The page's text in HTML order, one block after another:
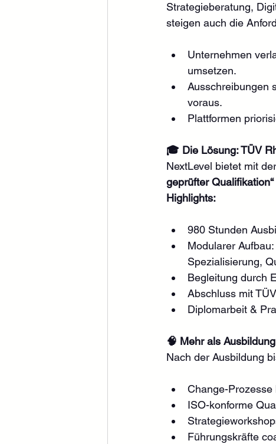
Strategieberatung,
steigen auch die
Unternehmen
umsetzen.
Ausschreibungen
voraus.
Plattformen
🎓 Die Lösung: TÜV
NextLevel bietet mit
geprüfter Qualifikation“
Highlights:
980 Stunden
Modularer
Spezialisierung,
Begleitung durch
Abschluss mit
Diplomarbeit &
🧠 Mehr als
Nach der Ausbildung
Change-Prozesse
ISO-konforme
Führungskräfte